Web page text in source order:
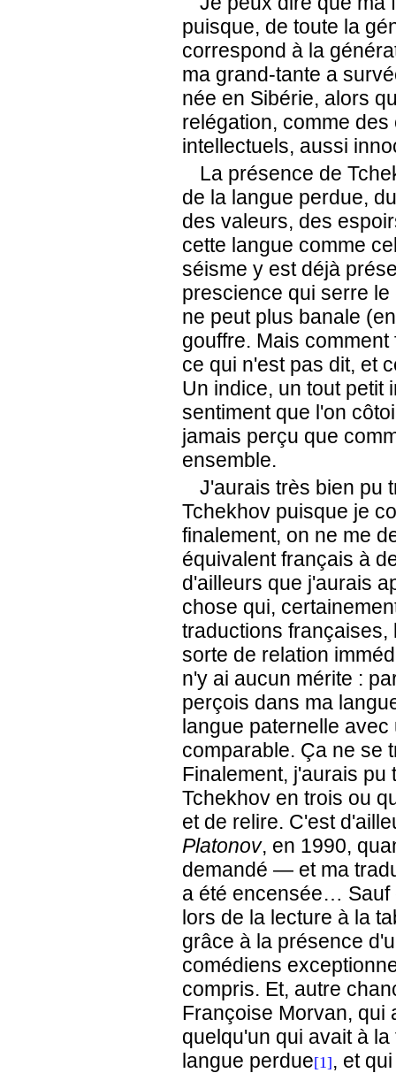
puisque, de toute la
correspond à la
ma grand-tante a
née en Sibérie, alors
relégation, comme
intellectuels, aussi
La présence de
de la langue perdue,
des valeurs, des
cette langue comme
séisme y est déjà
prescience qui serre
ne peut plus banale
gouffre. Mais
ce qui n'est pas dit, et
Un indice, un tout petit
sentiment que l'on
jamais perçu que
ensemble.
J'aurais très bien pu
Tchekhov puisque je
finalement, on ne me
équivalent français à
d'ailleurs que j'aurais
chose qui,
traductions françaises,
sorte de relation
n'y ai aucun mérite :
perçois dans ma
langue paternelle
comparable. Ça ne se
Finalement, j'aurais pu
Tchekhov en trois ou
et de relire. C'est
Platonov, en 1990,
demandé — et ma
a été encensée… Sauf
lors de la lecture à la
grâce à la présence
comédiens
compris. Et, autre
Françoise Morvan, qui
quelqu'un qui avait à
langue perdue[1], et